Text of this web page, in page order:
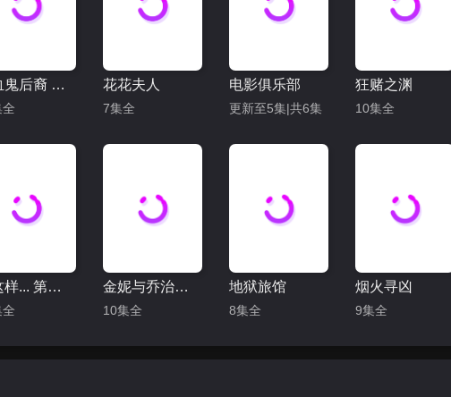
吸血鬼后裔 第一季 花花夫人
7集全
电影俱乐部
更新至5集|共6集
狂赌之渊
10集全
就这样... 第三季 金妮与乔治娅 第三季
10集全
地狱旅馆
8集全
烟火寻凶
9集全